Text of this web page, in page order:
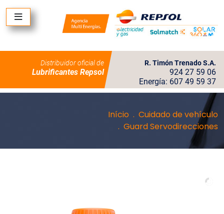
Distribuidor oficial de
Lubrificantes Repsol
R. Timón Trenado S.A.
924 27 59 06
Energía: 607 49 59 37
Início
Cuidado de vehículo
Guard Servodirecciones